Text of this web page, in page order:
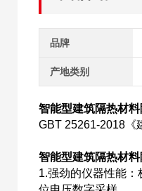
品牌
产地类别
智能型建筑隔热材
GBT 25261-2018《
智能型建筑隔热材
1.强劲的仪器性能